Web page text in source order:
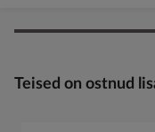
Teised on ostnud